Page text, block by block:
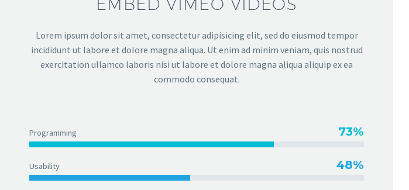
Lorem ipsum dolor sit amet, consectetur adipisicing elit, sed do eiusmod tempor
incididunt ut labore et dolore magna aliqua. Ut enim ad minim veniam, quis nostrud
exercitation ullamco laboris nisi ut labore et dolore magna aliqua aliquip ex ea
commodo consequat.
Programming 73%
Usability 48%